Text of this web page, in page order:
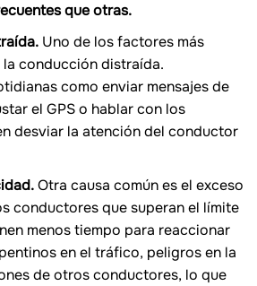
que otras.
Uno de los factores más
conducción distraída.
como enviar mensajes de
el GPS o hablar con los
desviar la atención del conductor
Otra causa común es el exceso
conductores que superan el límite
menos tiempo para reaccionar
en el tráfico, peligros en la
de otros conductores, lo que